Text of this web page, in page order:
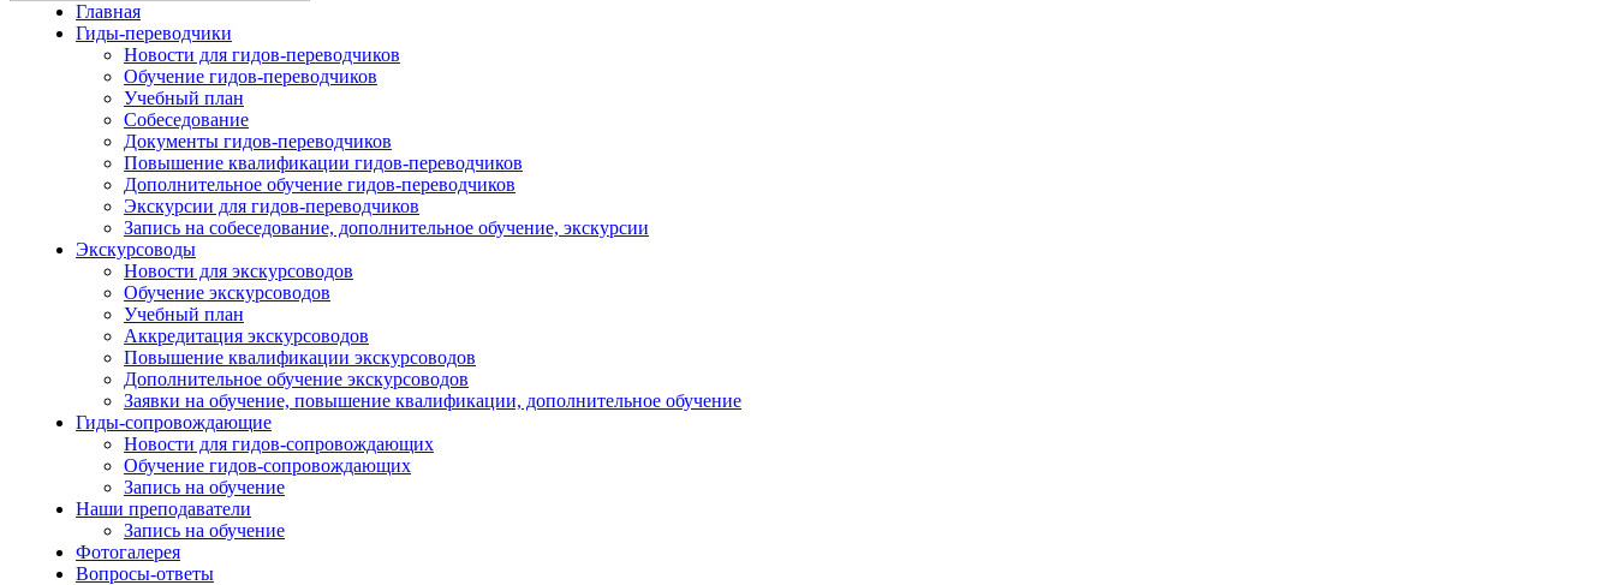
Главная
Гиды-переводчики
Новости для гидов-переводчиков
Обучение гидов-переводчиков
Учебный план
Собеседование
Документы гидов-переводчиков
Повышение квалификации гидов-переводчиков
Дополнительное обучение гидов-переводчиков
Экскурсии для гидов-переводчиков
Запись на собеседование, дополнительное обучение, экскурсии
Экскурсоводы
Новости для экскурсоводов
Обучение экскурсоводов
Учебный план
Аккредитация экскурсоводов
Повышение квалификации экскурсоводов
Дополнительное обучение экскурсоводов
Заявки на обучение, повышение квалификации, дополнительное обучение
Гиды-сопровождающие
Новости для гидов-сопровождающих
Обучение гидов-сопровождающих
Запись на обучение
Наши преподаватели
Запись на обучение
Фотогалерея
Вопросы-ответы